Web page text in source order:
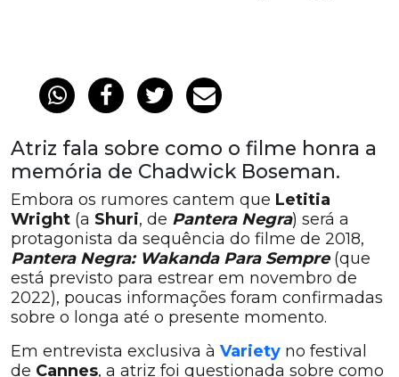
Atriz fala sobre como o filme honra a
memória de Chadwick Boseman.
Embora os rumores cantem que Letitia
Wright (a Shuri, de Pantera Negra) será a
protagonista da sequência do filme de 2018,
Pantera Negra: Wakanda Para Sempre(que
está previsto para estrear em novembro de
2022), poucas informações foram confirmadas
sobre o longa até o presente momento.
Em entrevista exclusiva à Variety no festival
de Cannes, a atriz foi questionada sobre como